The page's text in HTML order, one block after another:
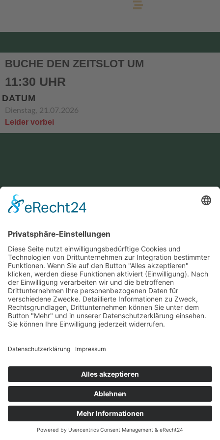
BUCHE DEN ZEITSLOT UM
11:30 UHR
DATUM
Dienstag, 21.07.2026
Leider vorbei
Ein Produkt von SYNTURA - Emotion,
Spaß und Herausforderung
KONTAKT
+49 7422 240693
Impressum Datenschutz­
© Hirschgrund Zipline Area
Vertrag widerrufen